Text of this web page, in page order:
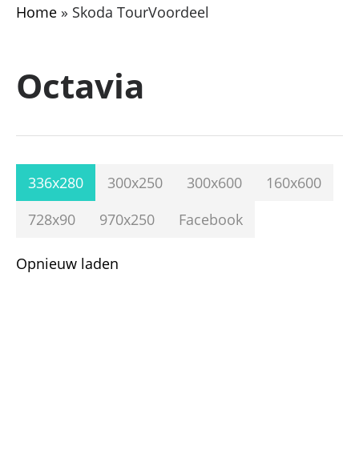
Home» Skoda TourVoordeel
Octavia
336x280 300x250 300x600
160x600
728x90
970x250 Facebook
Opnieuw laden